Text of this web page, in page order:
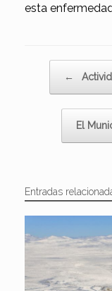
esta
←
El
Entradas